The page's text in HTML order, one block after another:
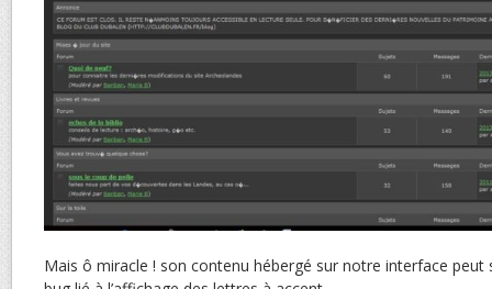
Mais ô miracle ! son contenu hébergé sur notre interface peut